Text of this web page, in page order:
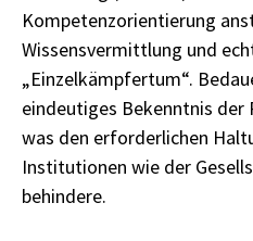
Kompetenzorientierung
Wissensvermittlung und
„Einzelkämpfertum“.
eindeutiges Bekenntnis
was den erforderlichen
Institutionen wie der
behindere.